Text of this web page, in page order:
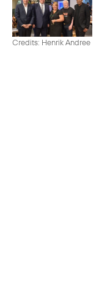
Credits: Henrik Andree